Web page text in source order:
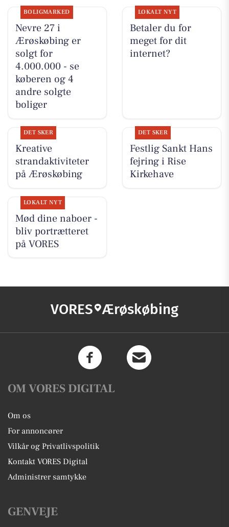
BOLIGMARKED
Nevre 27 i
Ærøskøbing er
solgt for
4.000.000 - se
køberen og 4
andre solgte
boliger
LOKALT NYT
Betaler du for
meget for dit
internet?
DET SKER
Kreative
strandaktiviteter
på Ærøskøbing
DET SKER
Festlig Sankt Hans
fejring i Rise
Kirkehave
LOKALT NYT
Mød dine naboer -
bliv portrætteret
på VORES
VORES Ærøskøbing
OM VORES DIGITAL
Om os
For annoncører
Vilkår og Privatlivspolitik
Kontakt VORES Digital
Administrer samtykke
GENVEJE